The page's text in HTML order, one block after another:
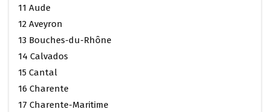
11 Aude
12 Aveyron
13 Bouches-du-Rhône
14 Calvados
15 Cantal
16 Charente
17 Charente-Maritime